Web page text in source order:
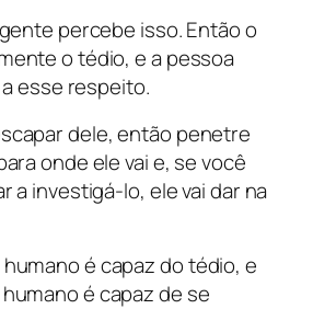
percebe isso. Então o
o tédio, e a pessoa
esse respeito.
dele, então penetre
onde ele vai e, se você
a investigá-lo, ele vai dar na
é capaz do tédio, e
é capaz de se